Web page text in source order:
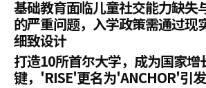
基础教育面临儿童社交能力缺失
的严重问题，入学政策需通过现
细致设计
打造10所首尔大学，成为国家增
键，'RISE'更名为'ANCHOR'引